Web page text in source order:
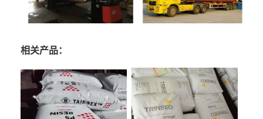
相关产品：